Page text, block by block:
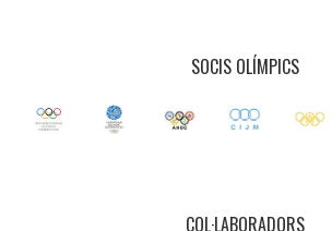
SOCIS OLÍMPICS
COL·LABORADORS